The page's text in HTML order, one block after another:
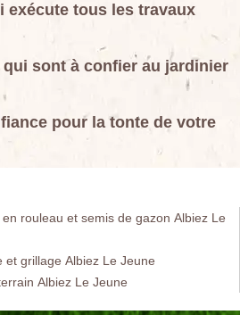
exécute tous les travaux
qui sont à confier au jardinier
pour la tonte de votre
rouleau et semis de gazon Albiez Le
et grillage Albiez Le Jeune
Albiez Le Jeune